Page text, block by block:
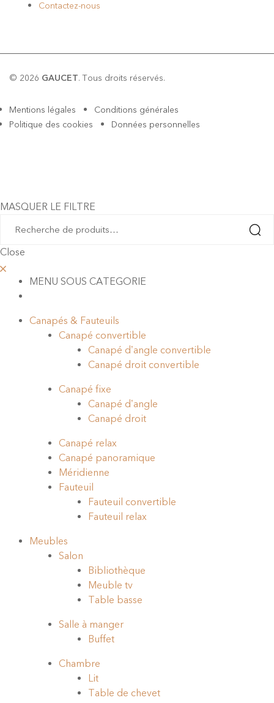
Contactez-nous
© 2026 GAUCET. Tous droits réservés.
Mentions légales
Conditions générales
Politique des cookies
Données personnelles
MASQUER LE FILTRE
Close
MENU SOUS CATEGORIE
Canapés & Fauteuils
Canapé convertible
Canapé d’angle convertible
Canapé droit convertible
Canapé fixe
Canapé d’angle
Canapé droit
Canapé relax
Canapé panoramique
Méridienne
Fauteuil
Fauteuil convertible
Fauteuil relax
Meubles
Salon
Bibliothèque
Meuble tv
Table basse
Salle à manger
Buffet
Chambre
Lit
Table de chevet